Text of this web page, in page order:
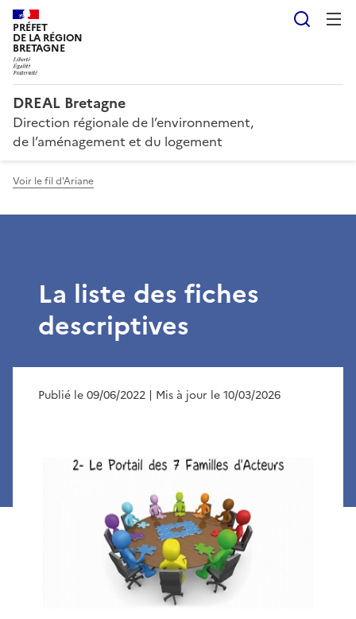
PRÉFET
DE LA RÉGION
BRETAGNE
DREAL Bretagne
Direction régionale de l’environnement,
de l’aménagement et du logement
Voir le fil d'Ariane
La liste des fiches
descriptives
Publié le 09/06/2022 | Mis à jour le 10/03/2026